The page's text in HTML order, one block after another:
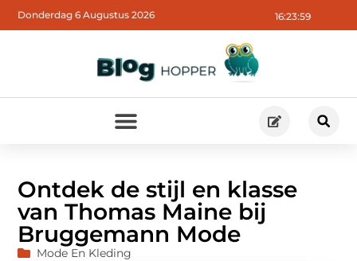
16:24:01
Donderdag 6 Augustus 2026
Ontdek de stijl en klasse
van Thomas Maine bij
Bruggemann Mode
Mode En Kleding